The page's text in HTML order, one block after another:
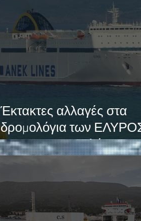
Έκτακτες αλλαγές στα
δρομολόγια των
και ΚΙΣΣΑΜΟΣ λόγω